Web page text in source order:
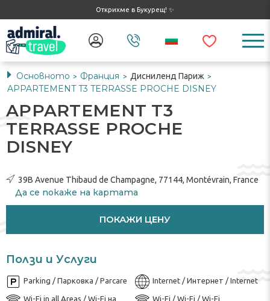
Открихме в Букурещ! ✨
Основното > Франция > Дисниленд Париж >
APPARTEMENT T3 TERRASSE PROCHE DISNEY
APPARTEMENT T3
TERRASSE PROCHE
DISNEY
39B Avenue Thibaud de Champagne, 77144, Montévrain, France
Да се ​​покаже на картата
ПОКАЖИ ЦЕНУ
Ползи и Услуги
Parking / Парковка / Parcare Internet / Интернет / Internet
Wi-Fi in all Areas / Wi-Fi на
Wi-Fi / Wi-Fi / Wi-Fi